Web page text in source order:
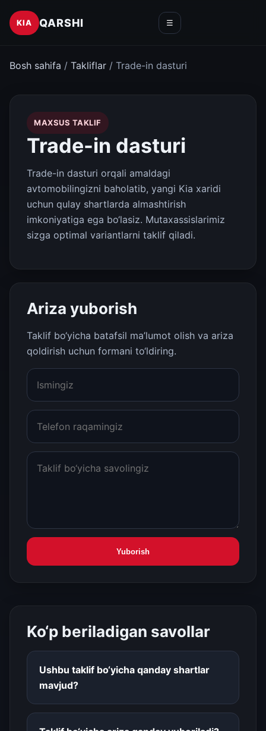
KIA QARSHI ☰
Bosh sahifa / Takliflar / Trade-in dasturi
MAXSUS TAKLIF
Trade-in dasturi
Trade-in dasturi orqali amaldagi
avtomobilingizni baholatib, yangi Kia xaridi
uchun qulay shartlarda almashtirish
imkoniyatiga ega bo‘lasiz. Mutaxassislarimiz
sizga optimal variantlarni taklif qiladi.
Ariza yuborish
Taklif bo‘yicha batafsil ma’lumot olish va ariza
qoldirish uchun formani to‘ldiring.
Yuborish
Ko‘p beriladigan savollar
Ushbu taklif bo‘yicha qanday shartlar
mavjud?